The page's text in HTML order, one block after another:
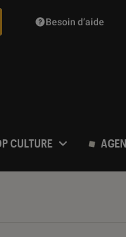
Des suggestions de
Besoin d’aide
CULTURE